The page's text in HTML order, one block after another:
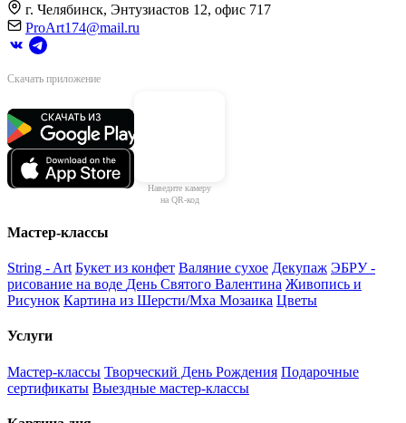
г. Челябинск, Энтузиастов 12, офис 717
ProArt174@mail.ru
Скачать приложение
Наведите камеру
на QR-код
Мастер-классы
String - Art Букет из конфет Валяние сухое Декупаж ЭБРУ -
рисование на воде День Святого Валентина Живопись и
Рисунок Картина из Шерсти/Мха Мозаика Цветы
Услуги
Мастер-классы Творческий День Рождения Подарочные
сертификаты Выездные мастер-классы